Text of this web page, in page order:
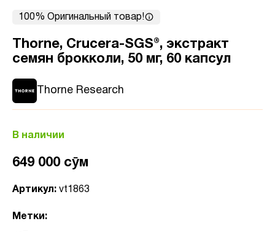
100% Оригинальный товар!
Thorne, Crucera-SGS®, экстракт
семян брокколи, 50 мг, 60 капсул
Thorne Research
В наличии
649 000 сӯм
Артикул: vt1863
Метки: